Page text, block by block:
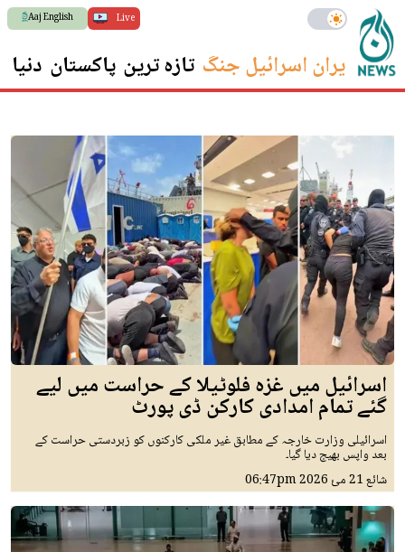
Live
Aaj English
ایران اسرائیل جنگ تازہ ترین پاکستان دنیا
اسرائیل میں غزہ فلوٹیلا کے حراست میں لیے
گئے تمام امدادی کارکن ڈی پورٹ
اسرائیلی وزارت خارجہ کے مطابق غیر ملکی کارکنوں کو زبردستی حراست کے
بعد واپس بھیج دیا گیا۔
شائع21 مئ 2026 06:47pm